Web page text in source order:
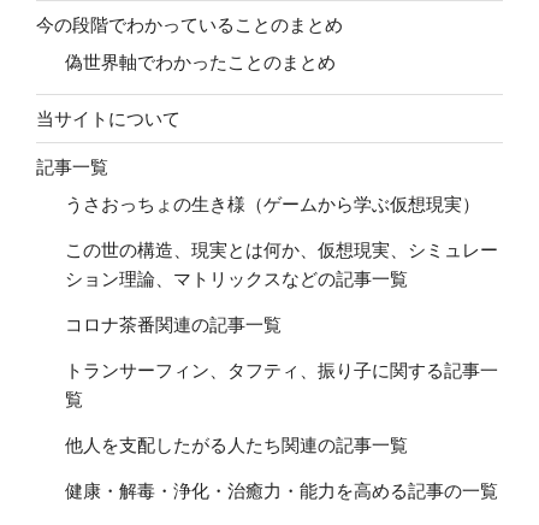
今の段階でわかっていることのまとめ
偽世界軸でわかったことのまとめ
当サイトについて
記事一覧
うさおっちょの生き様（ゲームから学ぶ仮想現実）
この世の構造、現実とは何か、仮想現実、シミュレー
ション理論、マトリックスなどの記事一覧
コロナ茶番関連の記事一覧
トランサーフィン、タフティ、振り子に関する記事一
覧
他人を支配したがる人たち関連の記事一覧
健康・解毒・浄化・治癒力・能力を高める記事の一覧